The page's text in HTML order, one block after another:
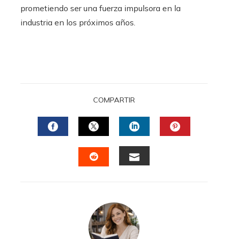
prometiendo ser una fuerza impulsora en la
industria en los próximos años.
COMPARTIR
FACEBOOKTWITTERLINKEDIN